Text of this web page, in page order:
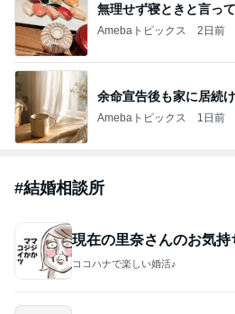
無理せず寝ときと言っ
Amebaトピックス 2日前
余命宣告後も家に居続
Amebaトピックス 1日前
#結婚相談所
現在の里奈さんのお気持
ココハナで楽しい婚活♪